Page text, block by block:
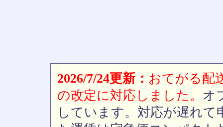
2026/7/24更新： おてがる配
の改定に対応しました。 オ
しています。対応が遅れ